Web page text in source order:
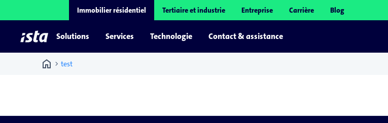
Immobilier résidentiel Tertiaire et industrie Entreprise Carrière Blog
Solutions Services Technologie Contact & assistance
home chevron_right test